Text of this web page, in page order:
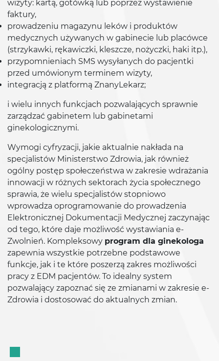
wizyty: kartą, gotówką lub poprzez wystawienie
faktury,
prowadzeniu magazynu leków i produktów
medycznych używanych w gabinecie lub placówce
(strzykawki, rękawiczki, kleszcze, nożyczki, haki itp.),
przypomnieniach SMS wysyłanych do pacjentki
przed umówionym terminem wizyty,
integracją z platformą ZnanyLekarz;
i wielu innych funkcjach pozwalających sprawnie
zarządzać gabinetem lub gabinetami
ginekologicznymi.
Wymogi cyfryzacji, jakie aktualnie nakłada na
specjalistów Ministerstwo Zdrowia, jak również
ogólny postęp społeczeństwa w zakresie wdrażania
innowacji w różnych sektorach życia społecznego
sprawia, że wielu specjalistów stopniowo
wprowadza oprogramowanie do prowadzenia
Elektronicznej Dokumentacji Medycznej zaczynając
od tego, które daje możliwość wystawiania e-
Zwolnień. Kompleksowy program dla ginekologa
zapewnia wszystkie potrzebne podstawowe
funkcje, jak i te które poszerzą zakres możliwości
pracy z EDM pacjentów. To idealny system
pozwalający zapoznać się ze zmianami w zakresie e-
Zdrowia i dostosować do aktualnych zmian.